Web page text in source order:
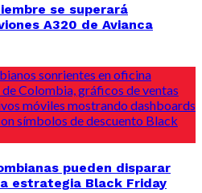
se superará
A320 de Avianca
pueden disparar
estrategia Black Friday